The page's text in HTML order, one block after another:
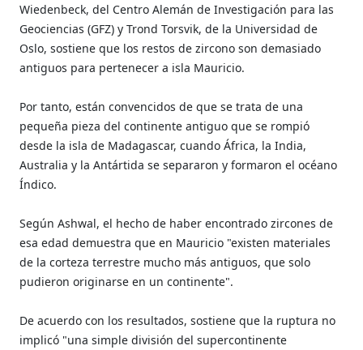
Wiedenbeck, del Centro Alemán de Investigación para las
Geociencias (GFZ) y Trond Torsvik, de la Universidad de
Oslo, sostiene que los restos de zircono son demasiado
antiguos para pertenecer a isla Mauricio.
Por tanto, están convencidos de que se trata de una
pequeña pieza del continente antiguo que se rompió
desde la isla de Madagascar, cuando África, la India,
Australia y la Antártida se separaron y formaron el océano
Índico.
Según Ashwal, el hecho de haber encontrado zircones de
esa edad demuestra que en Mauricio "existen materiales
de la corteza terrestre mucho más antiguos, que solo
pudieron originarse en un continente".
De acuerdo con los resultados, sostiene que la ruptura no
implicó "una simple división del supercontinente